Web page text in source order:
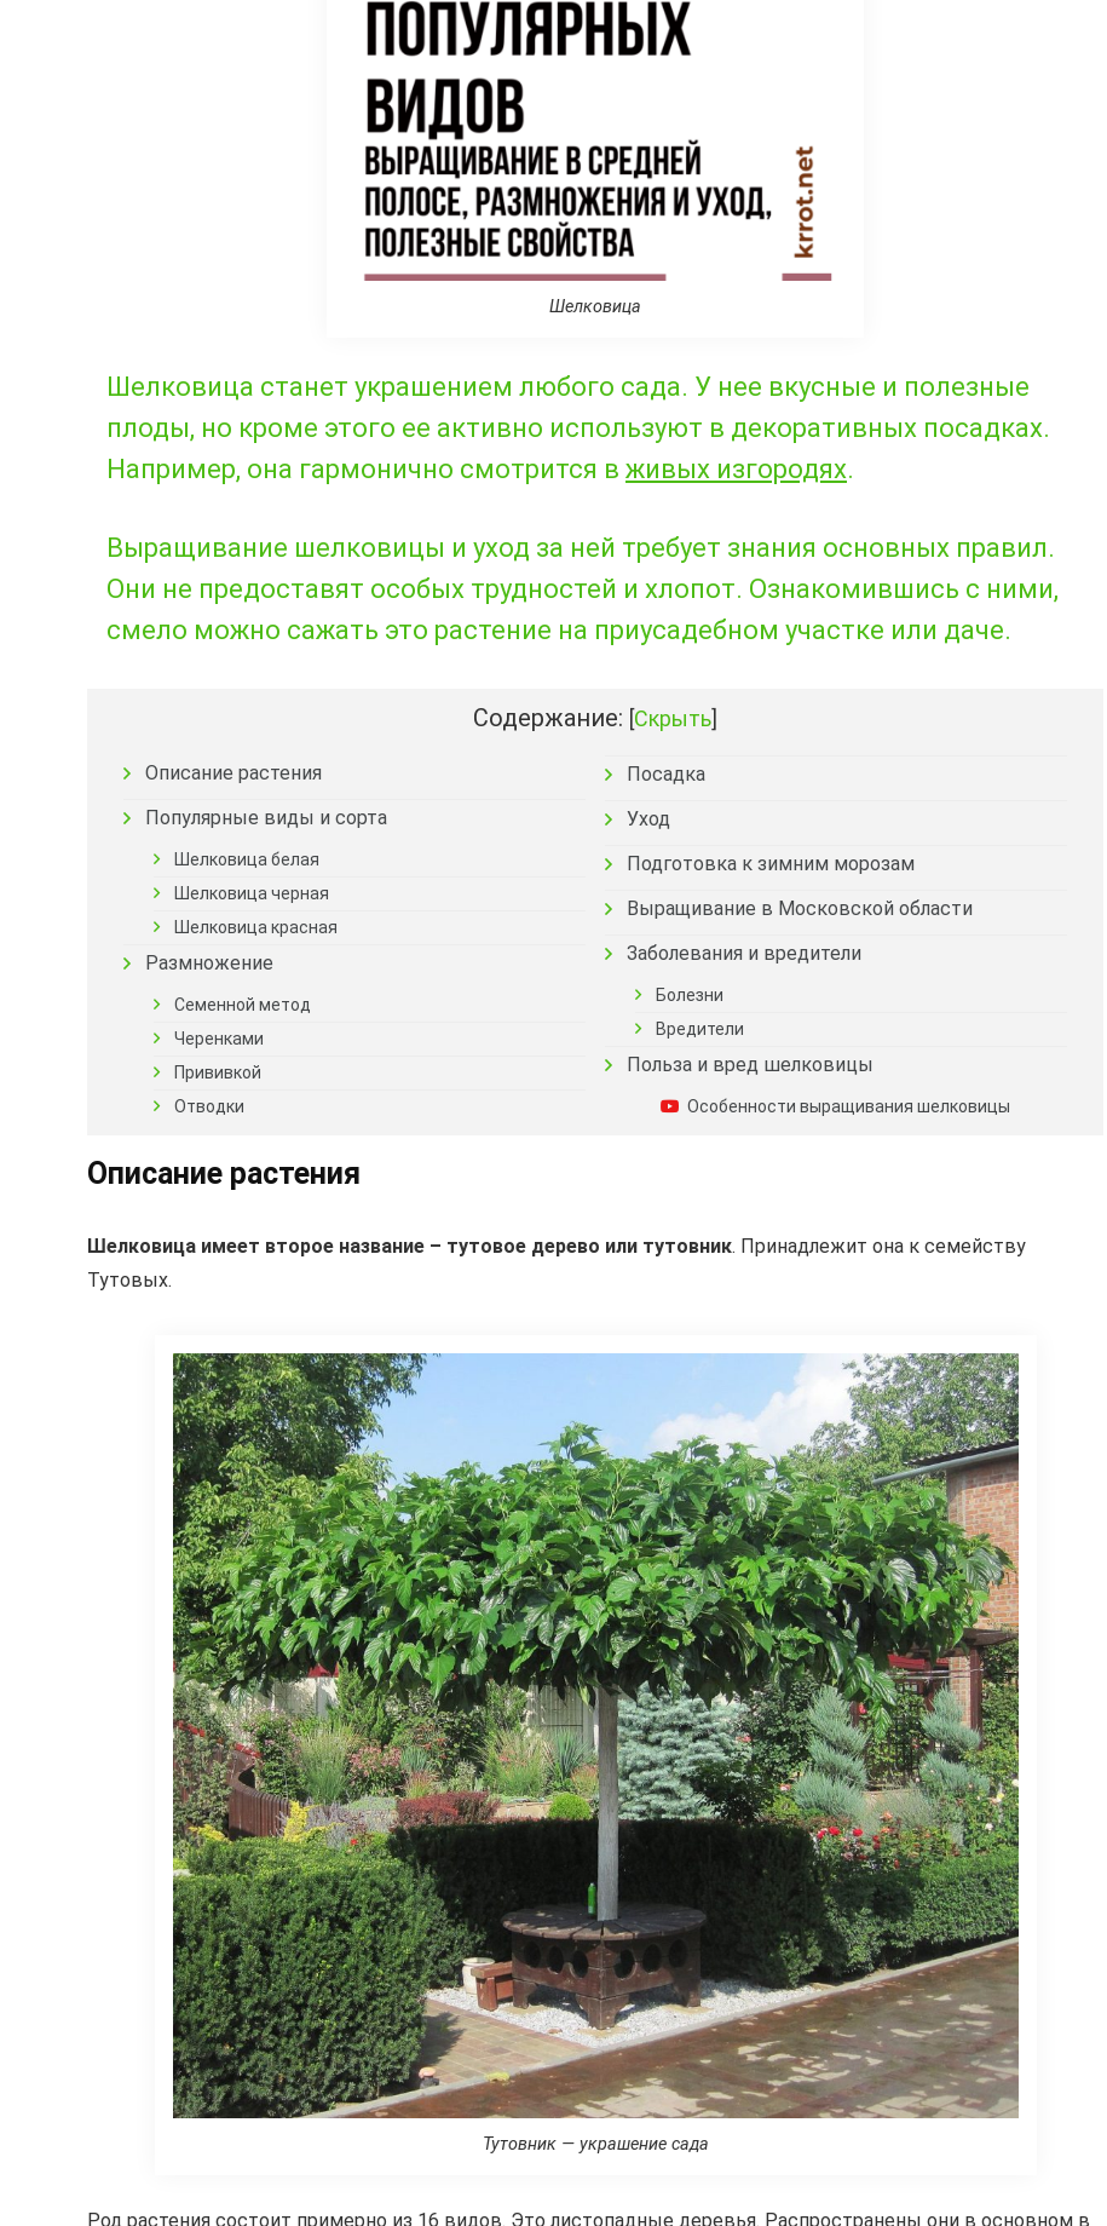
Шелковица
Шелковица станет украшением любого сада. У нее вкусные и полезные
плоды, но кроме этого ее активно используют в декоративных посадках.
Например, она гармонично смотрится в живых изгородях.
Выращивание шелковицы и уход за ней требует знания основных правил.
Они не предоставят особых трудностей и хлопот. Ознакомившись с ними,
смело можно сажать это растение на приусадебном участке или даче.
Содержание: [Скрыть]
Описание растения
Популярные виды и сорта
Шелковица белая
Шелковица черная
Шелковица красная
Размножение
Семенной метод
Черенками
Прививкой
Отводки
Посадка
Уход
Подготовка к зимним морозам
Выращивание в Московской области
Заболевания и вредители
Болезни
Вредители
Польза и вред шелковицы
Особенности выращивания шелковицы
Описание растения
Шелковица имеет второе название – тутовое дерево или тутовник. Принадлежит она к семейству
Тутовых.
Тутовник — украшение сада
Род растения состоит примерно из 16 видов. Это листопадные деревья. Распространены они в основном в